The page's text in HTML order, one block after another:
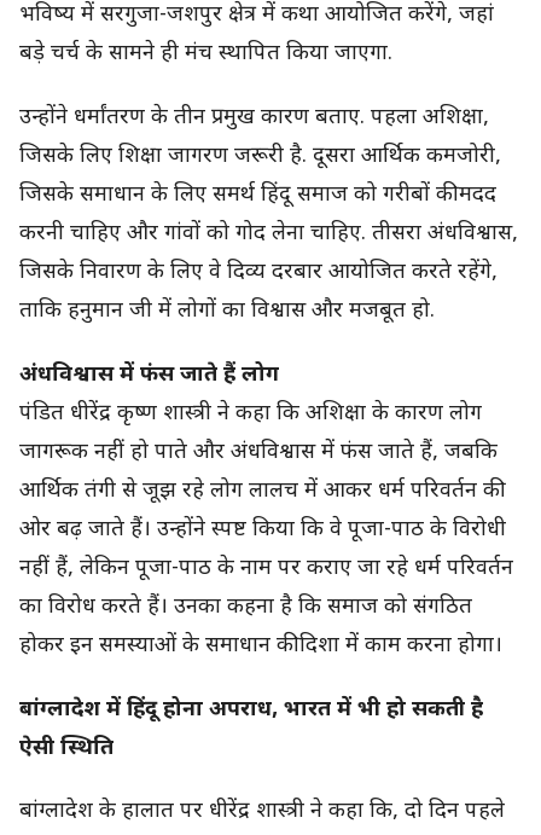
भविष्य में सरगुजा-जशपुर क्षेत्र में कथा आयोजित करेंगे, जहां
बड़े चर्च के सामने ही मंच स्थापित किया जाएगा.
उन्होंने धर्मांतरण के तीन प्रमुख कारण बताए. पहला अशिक्षा,
जिसके लिए शिक्षा जागरण जरूरी है. दूसरा आर्थिक कमजोरी,
जिसके समाधान के लिए समर्थ हिंदू समाज को गरीबों की मदद
करनी चाहिए और गांवों को गोद लेना चाहिए. तीसरा अंधविश्वास,
जिसके निवारण के लिए वे दिव्य दरबार आयोजित करते रहेंगे,
ताकि हनुमान जी में लोगों का विश्वास और मजबूत हो.
अंधविश्वास में फंस जाते हैं लोग
पंडित धीरेंद्र कृष्ण शास्त्री ने कहा कि अशिक्षा के कारण लोग
जागरूक नहीं हो पाते और अंधविश्वास में फंस जाते हैं, जबकि
आर्थिक तंगी से जूझ रहे लोग लालच में आकर धर्म परिवर्तन की
ओर बढ़ जाते हैं। उन्होंने स्पष्ट किया कि वे पूजा-पाठ के विरोधी
नहीं हैं, लेकिन पूजा-पाठ के नाम पर कराए जा रहे धर्म परिवर्तन
का विरोध करते हैं। उनका कहना है कि समाज को संगठित
होकर इन समस्याओं के समाधान की दिशा में काम करना होगा।
बांग्लादेश में हिंदू होना अपराध, भारत में भी हो सकती है
ऐसी स्थिति
बांग्लादेश के हालात पर धीरेंद्र शास्त्री ने कहा कि, दो दिन पहले